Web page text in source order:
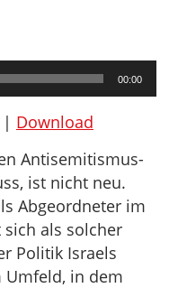
00:00
| Download
Antisemitismus-
ist nicht neu.
Abgeordneter im
als solcher
Politik Israels
Umfeld, in dem